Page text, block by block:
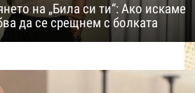
на „Била си ти“: Ако искаме
да се срещнем с болката